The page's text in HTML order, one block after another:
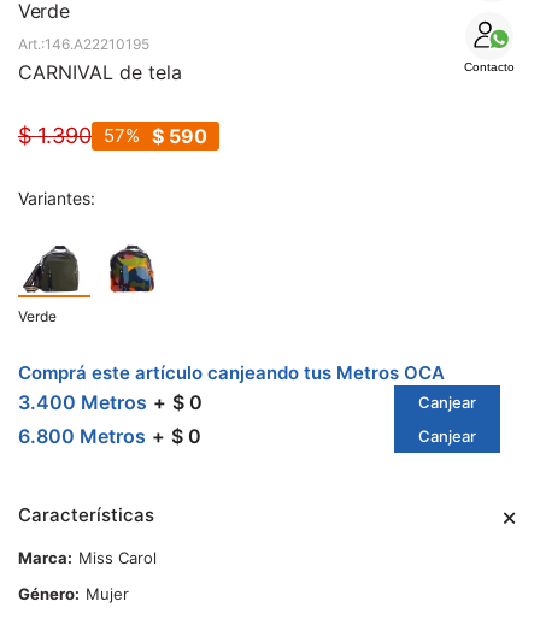
Verde
Contacto
146.A22210195
CARNIVAL de tela
$ 1.390 $ 590
57
Variantes:
Verde
Comprá este artículo canjeando tus Metros OCA
3.400 Metros $ 0 Canjear
6.800 Metros $ 0 Canjear
Características
Marca
Miss Carol
Género
Mujer